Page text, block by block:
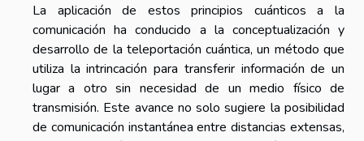
La aplicación de estos principios cuánticos a la
comunicación ha conducido a la conceptualización y
desarrollo de la teleportación cuántica, un método que
utiliza la intrincación para transferir información de un
lugar a otro sin necesidad de un medio físico de
transmisión. Este avance no solo sugiere la posibilidad
de comunicación instantánea entre distancias extensas,